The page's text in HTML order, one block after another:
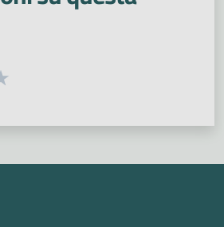
valutazione da 1 a 5 stelle